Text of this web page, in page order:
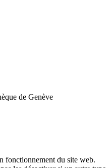
de Genève
fonctionnement du site web.